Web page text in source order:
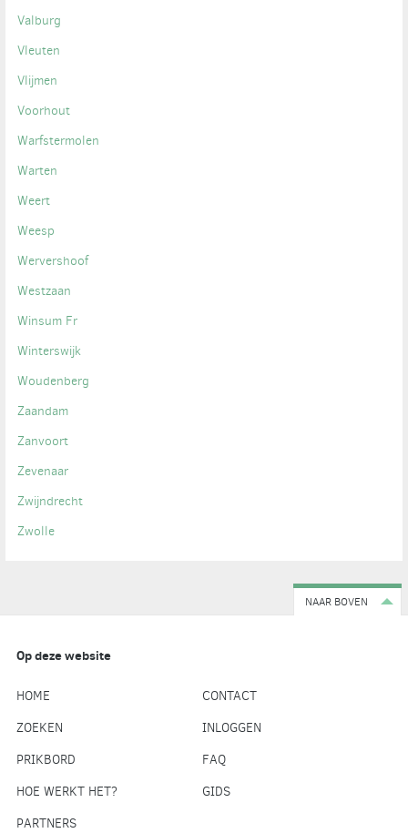
Valburg
Vleuten
Vlijmen
Voorhout
Warfstermolen
Warten
Weert
Weesp
Wervershoof
Westzaan
Winsum Fr
Winterswijk
Woudenberg
Zaandam
Zanvoort
Zevenaar
Zwijndrecht
Zwolle
NAAR BOVEN
Op deze website
HOME
CONTACT
ZOEKEN
INLOGGEN
PRIKBORD
FAQ
HOE WERKT HET?
GIDS
PARTNERS